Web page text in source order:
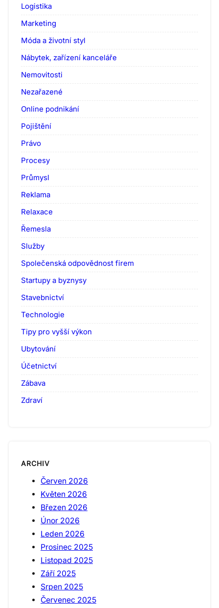
Logistika
Marketing
Móda a životní styl
Nábytek, zařízení kanceláře
Nemovitosti
Nezařazené
Online podnikání
Pojištění
Právo
Procesy
Průmysl
Reklama
Relaxace
Řemesla
Služby
Společenská odpovědnost firem
Startupy a byznysy
Stavebnictví
Technologie
Tipy pro vyšší výkon
Ubytování
Účetnictví
Zábava
Zdraví
ARCHIV
Červen 2026
Květen 2026
Březen 2026
Únor 2026
Leden 2026
Prosinec 2025
Listopad 2025
Září 2025
Srpen 2025
Červenec 2025